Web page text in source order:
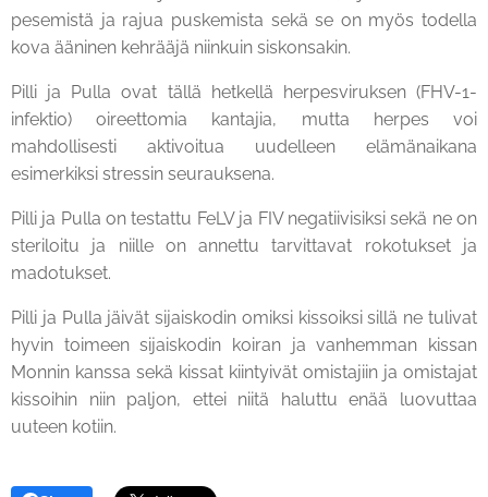
pesemistä ja rajua puskemista sekä se on myös todella
kova ääninen kehrääjä niinkuin siskonsakin.
Pilli ja Pulla ovat tällä hetkellä herpesviruksen (FHV-1-
infektio) oireettomia kantajia, mutta herpes voi
mahdollisesti aktivoitua uudelleen elämänaikana
esimerkiksi stressin seurauksena.
Pilli ja Pulla on testattu FeLV ja FIV negatiivisiksi sekä ne on
steriloitu ja niille on annettu tarvittavat rokotukset ja
madotukset.
Pilli ja Pulla jäivät sijaiskodin omiksi kissoiksi sillä ne tulivat
hyvin toimeen sijaiskodin koiran ja vanhemman kissan
Monnin kanssa sekä kissat kiintyivät omistajiin ja omistajat
kissoihin niin paljon, ettei niitä haluttu enää luovuttaa
uuteen kotiin.